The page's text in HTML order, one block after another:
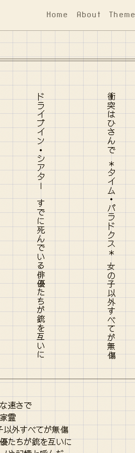
Home About Theme
衝突はひさんで ＊タイム・パラドクス＊ 女の子以外すべてが無傷
ドライブイン・シアター すでに死んでいる俳優たちが銃を互いに
速さで
霊
以外すべてが無傷
たちが銃を互いに